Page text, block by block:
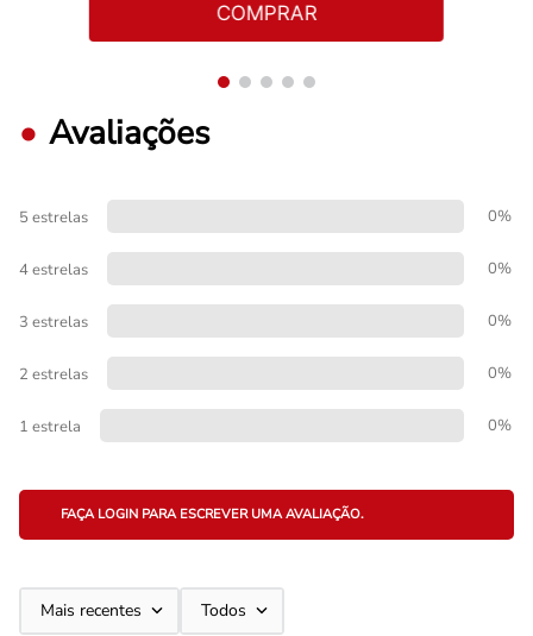
COMPRAR
Avaliações
5 estrelas 0%
4 estrelas 0%
3 estrelas 0%
2 estrelas 0%
1 estrela 0%
FAÇA LOGIN PARA ESCREVER UMA AVALIAÇÃO.
Mais recentes Todos